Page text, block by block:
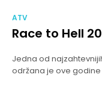
ATV
Race to Hell
Jedna od
održana je ove